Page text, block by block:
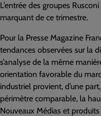
L’entrée des groupes
marquant de ce trimestre.
Pour la Presse Magazine
tendances observées sur la
s’analyse de la même
orientation favorable du
industriel provient, d’une
périmètre comparable, la
Nouveaux Médias et